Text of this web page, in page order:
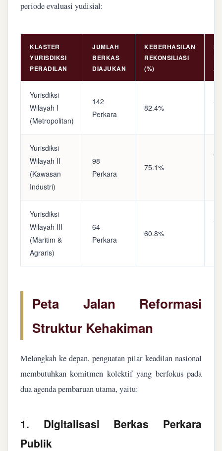
periode evaluasi yudisial:
KLASTER
YURISDIKSI
PERADILAN
JUMLAH
BERKAS
DIAJUKAN
KEBERHASILAN
REKONSILIASI
(%)
Yurisdiksi
Wilayah I
(Metropolitan)
142
Perkara
82.4%
Yurisdiksi
Wilayah II
(Kawasan
Industri)
98
Perkara
75.1%
Yurisdiksi
Wilayah III
(Maritim &
Agraris)
64
Perkara
60.8%
Peta Jalan Reformasi
Struktur Kehakiman
Melangkah ke depan, penguatan pilar keadilan nasional
membutuhkan komitmen kolektif yang berfokus pada
dua agenda pembaruan utama, yaitu:
1. Digitalisasi Berkas Perkara
Publik